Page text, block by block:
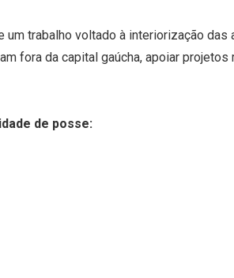
trabalho voltado à interiorização
fora da capital gaúcha, apoiar
de posse: